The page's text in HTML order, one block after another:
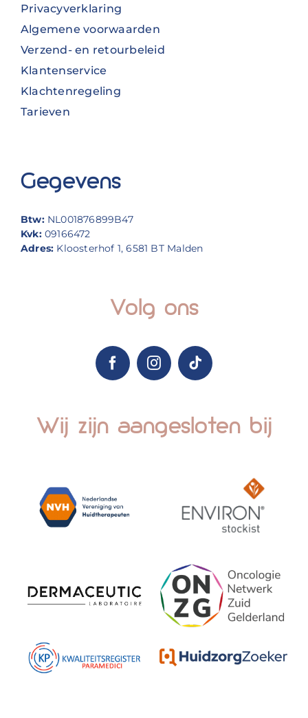
Privacyverklaring
Algemene voorwaarden
Verzend- en retourbeleid
Klantenservice
Klachtenregeling
Tarieven
Gegevens
Btw: NL001876899B47
Kvk:09166472
Adres: Kloosterhof 1, 6581 BT Malden
Volg ons
Wij zijn aangesloten bij